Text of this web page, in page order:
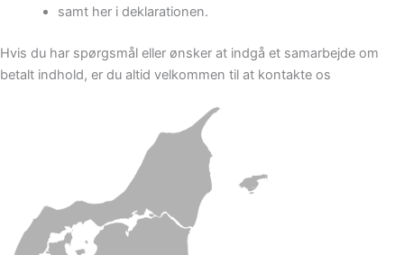
samt her i deklarationen.
Hvis du har spørgsmål eller ønsker at indgå et samarbejde om
betalt indhold, er du altid velkommen til at kontakte os